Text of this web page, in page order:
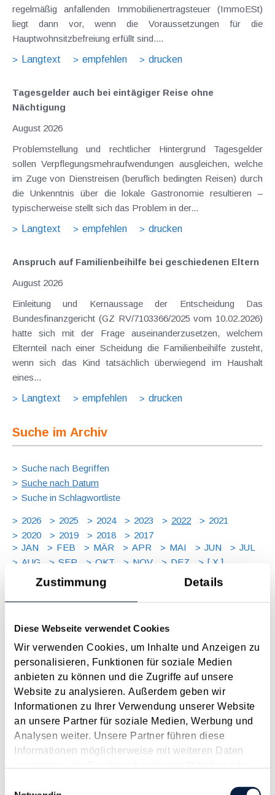
Zustimmung Details
Diese Webseite verwendet Cookies
Wir verwenden Cookies, um Inhalte und Anzeigen zu
personalisieren, Funktionen für soziale Medien
anbieten zu können und die Zugriffe auf unsere
Website zu analysieren. Außerdem geben wir
Informationen zu Ihrer Verwendung unserer Website
an unsere Partner für soziale Medien, Werbung und
Analysen weiter. Unsere Partner führen diese
Informationen möglicherweise mit weiteren Daten
regelmäßig anfallenden Immobilienertragsteuer (ImmoESt)
liegt dann vor, wenn die Voraussetzungen für die
Hauptwohnsitzbefreiung erfüllt sind....
Langtext
empfehlen drucken
Tagesgelder auch bei eintägiger Reise ohne
Nächtigung
August 2026
Problemstellung und rechtlicher Hintergrund Tagesgelder
sollen Verpflegungsmehraufwendungen ausgleichen, welche
im Zuge von Dienstreisen (beruflich bedingten Reisen) durch
die Unkenntnis über die lokale Gastronomie resultieren –
typischerweise stellt sich das Problem in der...
Langtext
empfehlen drucken
Anspruch auf Familienbeihilfe bei geschiedenen Eltern
August 2026
Einleitung und Kernaussage der Entscheidung Das
Bundesfinanzgericht (GZ RV/7103366/2025 vom 10.02.2026)
hatte sich mit der Frage auseinanderzusetzen, welchem
Elternteil nach einer Scheidung die Familienbeihilfe zusteht,
wenn sich das Kind tatsächlich überwiegend im Haushalt
eines...
Langtext
empfehlen drucken
Suche im Archiv
Suche nach Begriffen
Suche nach Datum
Suche in Schlagwortliste
2026 2025 2024 2023 2022
2021
2020
2019 2018
2017
JAN
FEB MÄR APR MAI JUN
JUL
AUG
SEP OKT NOV DEZ [ X ]
Erhöhung des Basiszinssatzes mit 14.09.2022
[UPDATE] Die Europäische Zentralbank (EZB) hat angesichts
des zunehmenden Inflationsdrucks zum zweiten Mal in
diesem Jahr den Leitzins angehoben. Die Anhebung von
Anfang September beträgt 0,75 Prozentpunkte, auf 1,25%.
Zuvor hatte die EZB den Leitzinssatz um 0,5 Prozentpunkte
Langtext
empfehlen drucken
Steuertermine für Herabsetzungsanträge und